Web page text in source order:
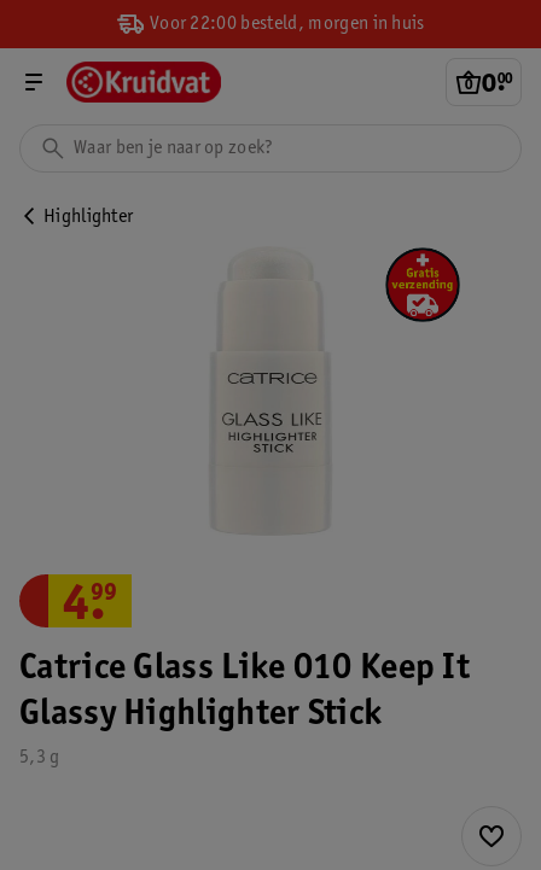
Voor 22:00 besteld, morgen in huis
0.
00
Highlighter
Catrice Glass Like 010 Keep It
Glassy Highlighter Stick
5,3 g
4.
99